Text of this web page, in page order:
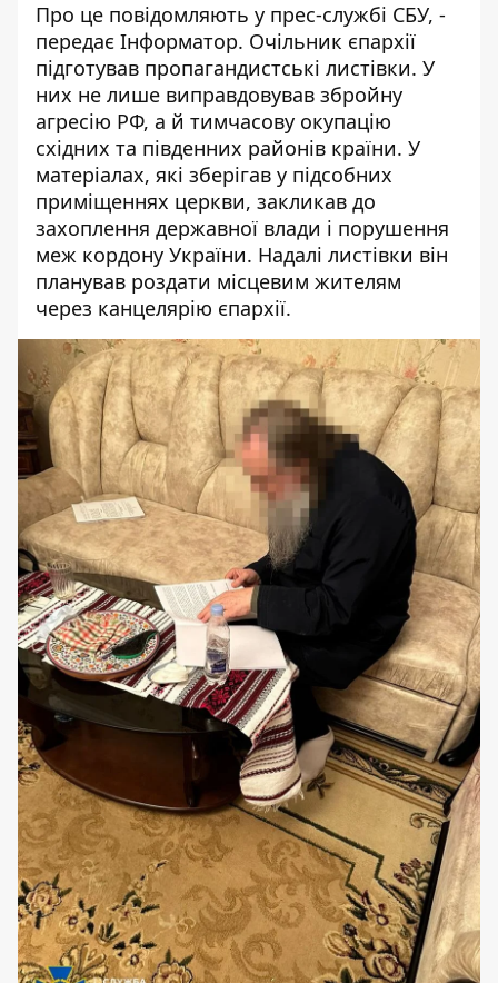
Про це повідомляють у прес-службі СБУ, -
передає Інформатор. Очільник єпархії
підготував пропагандистські листівки. У
них не лише виправдовував збройну
агресію РФ, а й тимчасову окупацію
східних та південних районів країни. У
матеріалах, які зберігав у підсобних
приміщеннях церкви, закликав до
захоплення державної влади і порушення
меж кордону України. Надалі листівки він
планував роздати місцевим жителям
через канцелярію єпархії.